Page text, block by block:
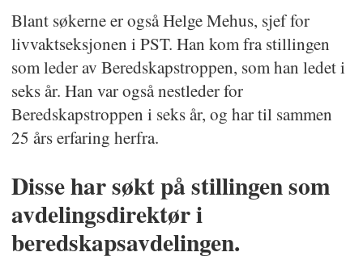
Blant søkerne er også Helge Mehus, sjef for
livvaktseksjonen i PST. Han kom fra stillingen
som leder av Beredskapstroppen, som han ledet i
seks år. Han var også nestleder for
Beredskapstroppen i seks år, og har til sammen
25 års erfaring herfra.
Disse har søkt på stillingen som
avdelingsdirektør i
beredskapsavdelingen.